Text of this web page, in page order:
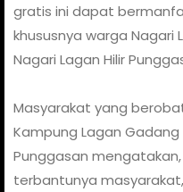
gratis ini dapat
khususnya warga Nagari
Nagari Lagan Hilir
Masyarakat yang
Kampung Lagan Gadang
Punggasan
terbantunya